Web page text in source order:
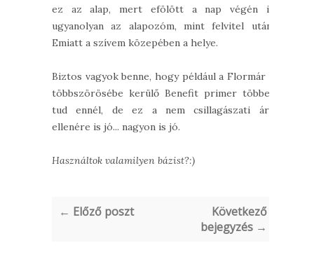
ez az alap, mert efölött a nap végén is
ugyanolyan az alapozóm, mint felvitel után.
Emiatt a szívem közepében a helye.
Biztos vagyok benne, hogy például a Flormár a
többszörösébe kerülő Benefit primer többet
tud ennél, de ez a nem csillagászati ára
ellenére is jó... nagyon is jó.
Használtok valamilyen bázist?:)
← Előző poszt
Következő
bejegyzés →